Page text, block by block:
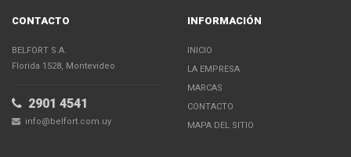
CONTACTO
BELFORT S.A.
Florida 1528, Montevideo
2901 4541
info@belfort.com.uy
INFORMACIÓN
INICIO
LA EMPRESA
MARCAS
CONTACTO
MAPA DEL SITIO